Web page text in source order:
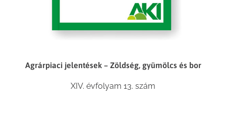
Agrárpiaci jelentések – Zöldség, gyümölcs és bor
XIV. évfolyam 13. szám